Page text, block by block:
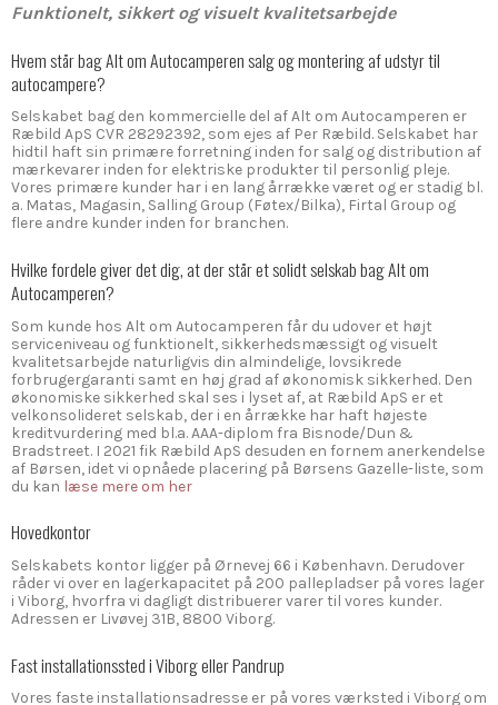
Funktionelt, sikkert og visuelt kvalitetsarbejde
Hvem står bag Alt om Autocamperen salg og montering af udstyr til
autocampere?
Selskabet bag den kommercielle del af Alt om Autocamperen er
Ræbild ApS CVR 28292392, som ejes af Per Ræbild. Selskabet har
hidtil haft sin primære forretning inden for salg og distribution af
mærkevarer inden for elektriske produkter til personlig pleje.
Vores primære kunder har i en lang årrække været og er stadig bl.
a. Matas, Magasin, Salling Group (Føtex/Bilka), Firtal Group og
flere andre kunder inden for branchen.
Hvilke fordele giver det dig, at der står et solidt selskab bag Alt om
Autocamperen?
Som kunde hos Alt om Autocamperen får du udover et højt
serviceniveau og funktionelt, sikkerhedsmæssigt og visuelt
kvalitetsarbejde naturligvis din almindelige, lovsikrede
forbrugergaranti samt en høj grad af økonomisk sikkerhed. Den
økonomiske sikkerhed skal ses i lyset af, at Ræbild ApS er et
velkonsolideret selskab, der i en årrække har haft højeste
kreditvurdering med bl.a. AAA-diplom fra Bisnode/Dun &
Bradstreet. I 2021 fik Ræbild ApS desuden en fornem anerkendelse
af Børsen, idet vi opnåede placering på Børsens Gazelle-liste, som
du kan læse mere om her
Hovedkontor
Selskabets kontor ligger på Ørnevej 66 i København. Derudover
råder vi over en lagerkapacitet på 200 pallepladser på vores lager
i Viborg, hvorfra vi dagligt distribuerer varer til vores kunder.
Adressen er Livøvej 31B, 8800 Viborg.
Fast installationssted i Viborg eller Pandrup
Vores faste installationsadresse er på vores værksted i Viborg om